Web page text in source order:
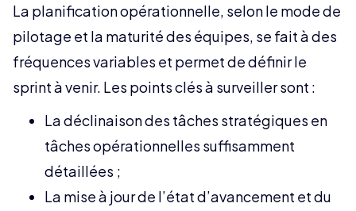
La planification opérationnelle, selon le mode de
pilotage et la maturité des équipes, se fait à des
fréquences variables et permet de définir le
sprint à venir. Les points clés à surveiller sont :
La déclinaison des tâches stratégiques en
tâches opérationnelles suffisamment
détaillées ;
La mise à jour de l’état d’avancement et du